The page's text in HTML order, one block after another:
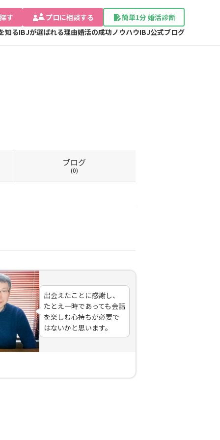
す プロに相談する
簡単1分 婚活診断
知るIBJが選ばれる理由婚活の成功ノウハウIBJ公式ブログ
ブログ
(0)
出会えたことに感謝し、
たとえ一時であっても会話
を楽しむ心持ちが必要で
はないかと思います。